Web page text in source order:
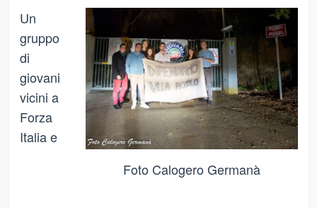
Foto Calogero Germanà
Un
gruppo
di
giovani
vicini a
Forza
Italia e